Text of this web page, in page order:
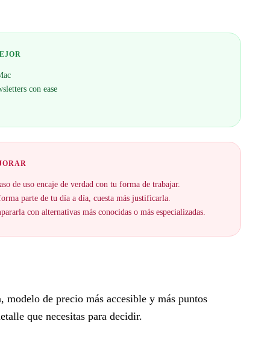
con ease
de uso encaje de verdad con tu forma de trabajar.
parte de tu día a día, cuesta más justificarla.
con alternativas más conocidas o más especializadas.
de precio más accesible y más puntos
que necesitas para decidir.